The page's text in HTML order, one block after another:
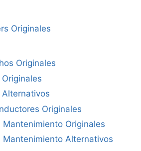
Originales
Originales
Alternativos
Originales
Originales
Mantenimiento Alternativos